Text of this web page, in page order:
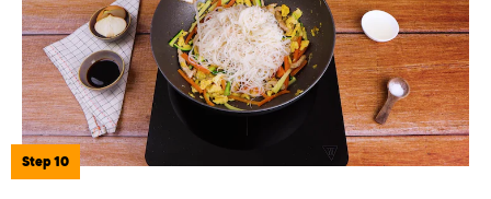
Step 10